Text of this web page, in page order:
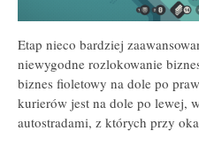
Etap nieco bardziej
niewygodne rozlokowanie
biznes fioletowy na dole po
kurierów jest na dole po lewej,
autostradami, z których przy